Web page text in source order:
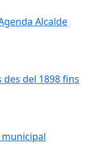
Alcalde
des del 1898 fins